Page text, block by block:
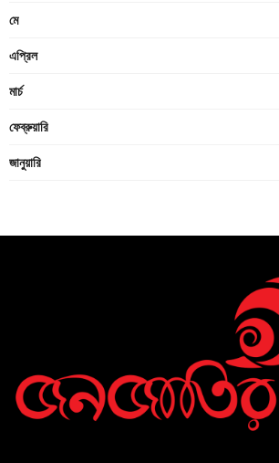
মে
এপ্রিল
মার্চ
ফেব্রুয়ারি
জানুয়ারি